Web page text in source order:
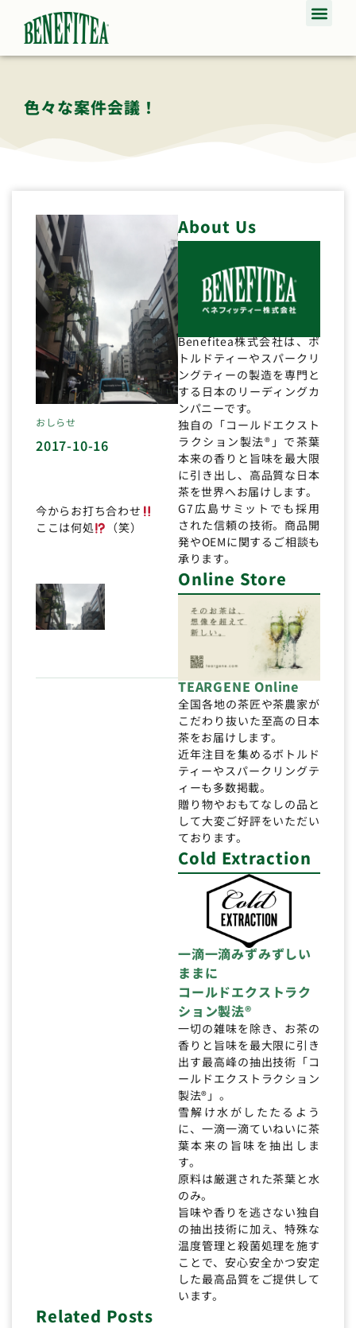
色々な案件会議！
おしらせ
2017-10-16
今からお打ち合わせ
ここは何処
（笑）
About Us
Benefitea株式会社は、ボ
トルドティーやスパークリ
ングティーの製造を専門と
する日本のリーディングカ
ンパニーです。
独自の「コールドエクスト
ラクション製法®」で茶葉
本来の香りと旨味を最大限
に引き出し、高品質な日本
茶を世界へお届けします。
G7広島サミットでも採用
された信頼の技術。商品開
発やOEMに関するご相談も
承ります。
Online Store
TEARGENE Online
全国各地の茶匠や茶農家が
こだわり抜いた至高の日本
茶をお届けします。
近年注目を集めるボトルド
ティーやスパークリングテ
ィーも多数掲載。
贈り物やおもてなしの品と
して大変ご好評をいただい
ております。
Cold Extraction
一滴一滴みずみずしい
ままに
コールドエクストラク
ション製法®
一切の雑味を除き、お茶の
香りと旨味を最大限に引き
出す最高峰の抽出技術「コ
ールドエクストラクション
製法®」。
雪解け水がしたたるよう
に、一滴一滴ていねいに茶
葉本来の旨味を抽出しま
す。
原料は厳選された茶葉と水
のみ。
旨味や香りを逃さない独自
の抽出技術に加え、特殊な
温度管理と殺菌処理を施す
ことで、安心安全かつ安定
した最高品質をご提供して
います。
Related Posts